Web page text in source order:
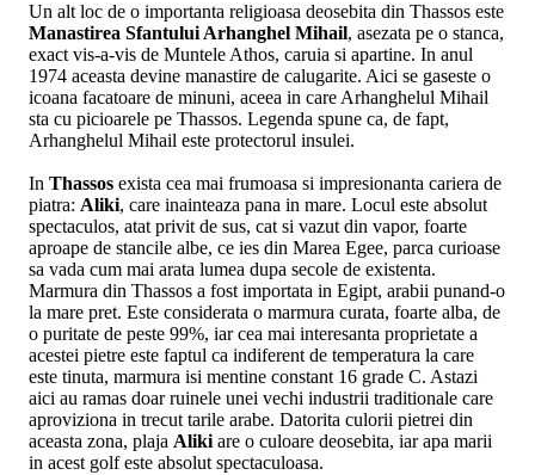
Un alt loc de o importanta religioasa deosebita din Thassos este
Manastirea Sfantului Arhanghel Mihail, asezata pe o stanca,
exact vis-a-vis de Muntele Athos, caruia si apartine. In anul
1974 aceasta devine manastire de calugarite. Aici se gaseste o
icoana facatoare de minuni, aceea in care Arhanghelul Mihail
sta cu picioarele pe Thassos. Legenda spune ca, de fapt,
Arhanghelul Mihail este protectorul insulei.
In Thassos exista cea mai frumoasa si impresionanta cariera de
piatra: Aliki, care inainteaza pana in mare. Locul este absolut
spectaculos, atat privit de sus, cat si vazut din vapor, foarte
aproape de stancile albe, ce ies din Marea Egee, parca curioase
sa vada cum mai arata lumea dupa secole de existenta.
Marmura din Thassos a fost importata in Egipt, arabii punand-o
la mare pret. Este considerata o marmura curata, foarte alba, de
o puritate de peste 99%, iar cea mai interesanta proprietate a
acestei pietre este faptul ca indiferent de temperatura la care
este tinuta, marmura isi mentine constant 16 grade C. Astazi
aici au ramas doar ruinele unei vechi industrii traditionale care
aproviziona in trecut tarile arabe. Datorita culorii pietrei din
aceasta zona, plaja Aliki are o culoare deosebita, iar apa marii
in acest golf este absolut spectaculoasa.